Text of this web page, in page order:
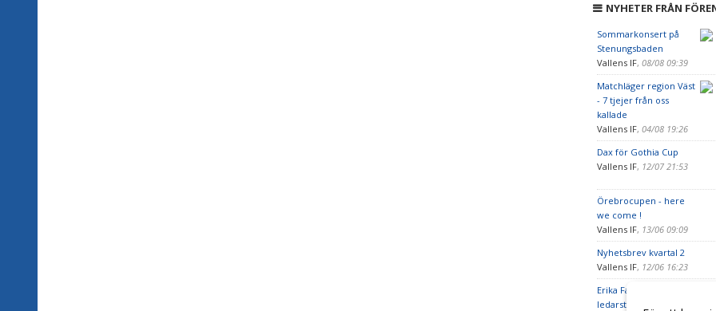
NYHETER FRÅN
Sommarkonsert på
Stenungsbaden
Vallens IF, 08/08 09:39
Matchläger region Väst
- 7 tjejer från oss
kallade
Vallens IF, 04/08 19:26
Dax för Gothia Cup
Vallens IF, 12/07 21:53
Örebrocupen - here
we come !
Vallens IF, 13/06 09:09
Nyhetsbrev kvartal 2
Vallens IF, 12/06 16:23
Erika Faith förstärker
ledarstaben i Dam Utv